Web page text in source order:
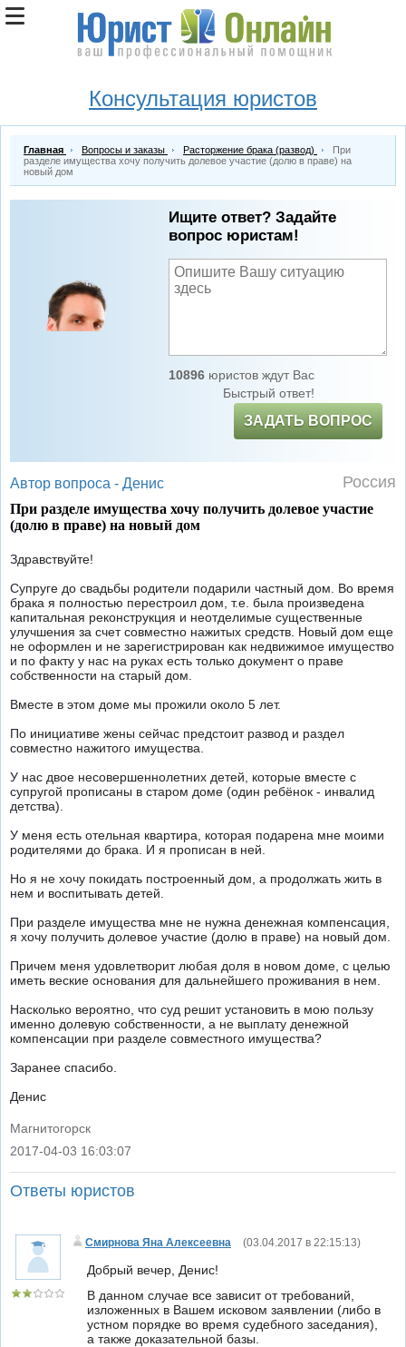
Консультация юристов
Главная Вопросы и заказы Расторжение брака (развод)
При
разделе имущества хочу получить долевое участие (долю в праве) на
новый дом
Ищите ответ? Задайте
вопрос юристам!
10896юристов ждут Вас
Быстрый ответ!
ЗАДАТЬ ВОПРОС
Автор вопроса - Денис Россия
При разделе имущества хочу получить долевое участие
(долю в праве) на новый дом
Здравствуйте!
Супруге до свадьбы родители подарили частный дом. Во время
брака я полностью перестроил дом, т.е. была произведена
капитальная реконструкция и неотделимые существенные
улучшения за счет совместно нажитых средств. Новый дом еще
не оформлен и не зарегистрирован как недвижимое имущество
и по факту у нас на руках есть только документ о праве
собственности на старый дом.
Вместе в этом доме мы прожили около 5 лет.
По инициативе жены сейчас предстоит развод и раздел
совместно нажитого имущества.
У нас двое несовершеннолетних детей, которые вместе с
супругой прописаны в старом доме (один ребёнок - инвалид
детства).
У меня есть отельная квартира, которая подарена мне моими
родителями до брака. И я прописан в ней.
Но я не хочу покидать построенный дом, а продолжать жить в
нем и воспитывать детей.
При разделе имущества мне не нужна денежная компенсация,
я хочу получить долевое участие (долю в праве) на новый дом.
Причем меня удовлетворит любая доля в новом доме, с целью
иметь веские основания для дальнейшего проживания в нем.
Насколько вероятно, что суд решит установить в мою пользу
именно долевую собственности, а не выплату денежной
компенсации при разделе совместного имущества?
Заранее спасибо.
Денис
Магнитогорск
|
2017-04-03 16:03:07
Ответы юристов
Смирнова Яна Алексеевна (03.04.2017 в 22:15:13)
Добрый вечер, Денис!
В данном случае все зависит от требований,
изложенных в Вашем исковом заявлении (либо в
устном порядке во время судебного заседания),
а также доказательной базы.